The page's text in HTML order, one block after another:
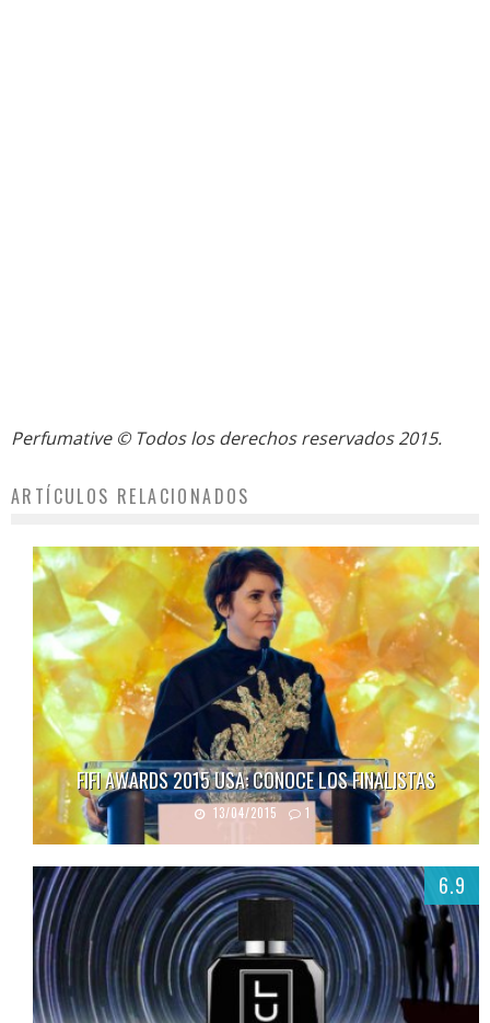
Perfumative© Todos los derechos reservados 2015.
ARTÍCULOS RELACIONADOS
FIFI AWARDS 2015 USA: CONOCE LOS FINALISTAS
13/04/2015 1
6.9